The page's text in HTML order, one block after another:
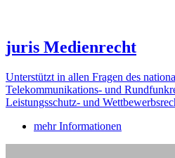
juris Medienrecht
Unterstützt in allen Fragen des
Telekommunikations- und
Leistungsschutz- und
mehr Informationen